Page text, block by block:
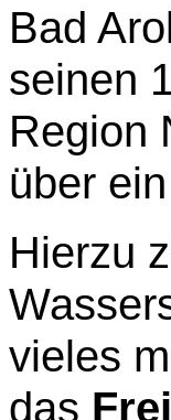
Bad
seinen
Region
über
Hierzu
vieles
das